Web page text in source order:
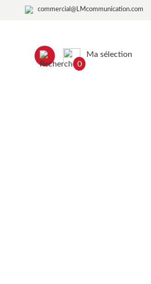
commercial@LMcommunication.com
0
Ma sélection